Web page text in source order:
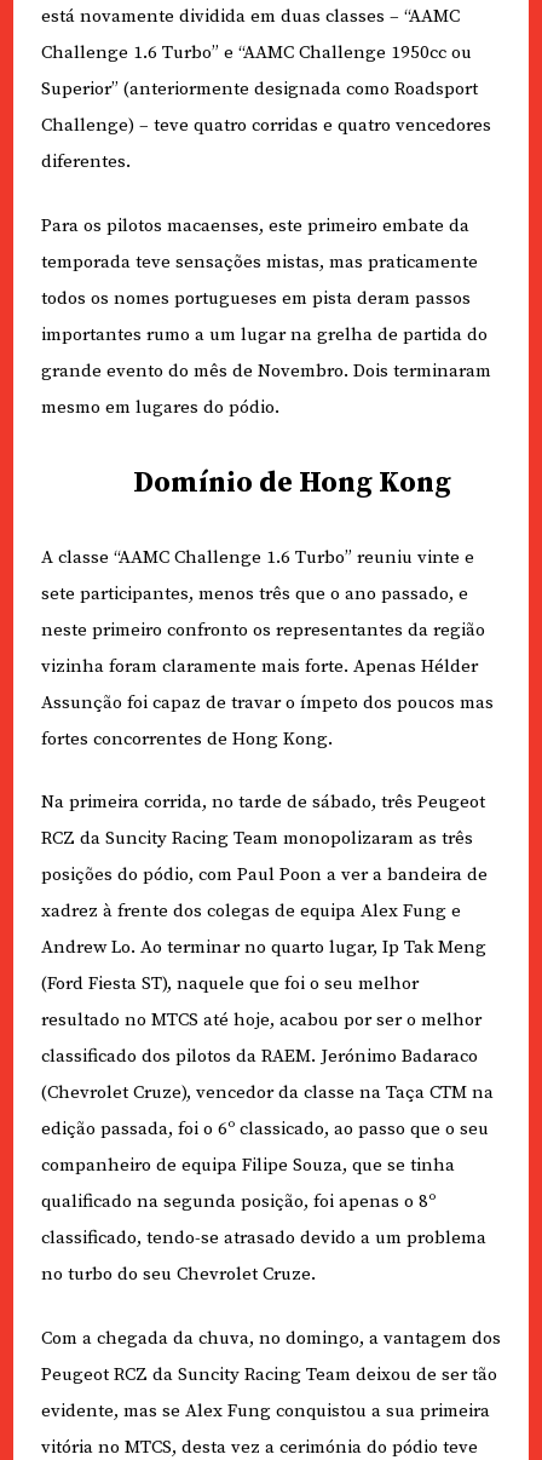
está novamente dividida em duas classes – “AAMC
Challenge 1.6 Turbo” e “AAMC Challenge 1950cc ou
Superior” (anteriormente designada como Roadsport
Challenge) – teve quatro corridas e quatro vencedores
diferentes.
Para os pilotos macaenses, este primeiro embate da
temporada teve sensações mistas, mas praticamente
todos os nomes portugueses em pista deram passos
importantes rumo a um lugar na grelha de partida do
grande evento do mês de Novembro. Dois terminaram
mesmo em lugares do pódio.
Domínio de Hong Kong
A classe “AAMC Challenge 1.6 Turbo” reuniu vinte e
sete participantes, menos três que o ano passado, e
neste primeiro confronto os representantes da região
vizinha foram claramente mais forte. Apenas Hélder
Assunção foi capaz de travar o ímpeto dos poucos mas
fortes concorrentes de Hong Kong.
Na primeira corrida, no tarde de sábado, três Peugeot
RCZ da Suncity Racing Team monopolizaram as três
posições do pódio, com Paul Poon a ver a bandeira de
xadrez à frente dos colegas de equipa Alex Fung e
Andrew Lo. Ao terminar no quarto lugar, Ip Tak Meng
(Ford Fiesta ST), naquele que foi o seu melhor
resultado no MTCS até hoje, acabou por ser o melhor
classificado dos pilotos da RAEM. Jerónimo Badaraco
(Chevrolet Cruze), vencedor da classe na Taça CTM na
edição passada, foi o 6º classicado, ao passo que o seu
companheiro de equipa Filipe Souza, que se tinha
qualificado na segunda posição, foi apenas o 8º
classificado, tendo-se atrasado devido a um problema
no turbo do seu Chevrolet Cruze.
Com a chegada da chuva, no domingo, a vantagem dos
Peugeot RCZ da Suncity Racing Team deixou de ser tão
evidente, mas se Alex Fung conquistou a sua primeira
vitória no MTCS, desta vez a cerimónia do pódio teve